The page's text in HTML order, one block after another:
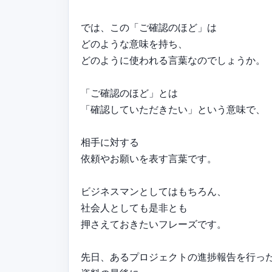
では、この「ご確認のほど」は
どのような意味を持ち、
どのように使われる言葉なのでしょうか。
「ご確認のほど」とは
「確認していただきたい」という意味で、
相手に対する
依頼やお願いを表す言葉です。
ビジネスマンとしてはもちろん、
社会人としても是非とも
押さえておきたいフレーズです。
先日、あるプロジェクトの進捗報告を行っ